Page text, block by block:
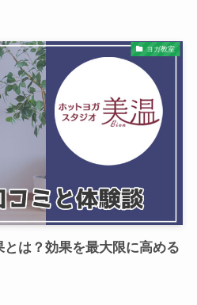
ヨガ教室
は？効果を最大限に高める